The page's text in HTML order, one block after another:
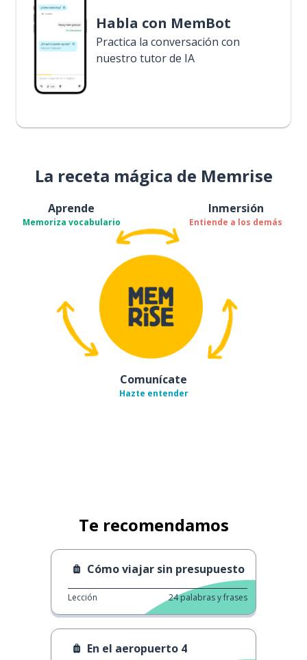
Habla con MemBot
Practica la conversación con
nuestro tutor de IA
La receta mágica de Memrise
Aprende
Memoriza vocabulario
Inmersión
Entiende a los demás
Comunícate
Hazte entender
Te recomendamos
Cómo viajar sin presupuesto
Lección 24palabras y frases
En el aeropuerto 4